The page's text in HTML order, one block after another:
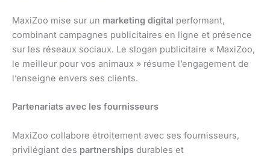
MaxiZoo mise sur un marketing digital performant,
combinant campagnes publicitaires en ligne et présence
sur les réseaux sociaux. Le slogan publicitaire « MaxiZoo,
le meilleur pour vos animaux » résume l’engagement de
l’enseigne envers ses clients.
Partenariats avec les fournisseurs
MaxiZoo collabore étroitement avec ses fournisseurs,
privilégiant des partnerships durables et